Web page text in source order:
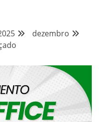
dezembro